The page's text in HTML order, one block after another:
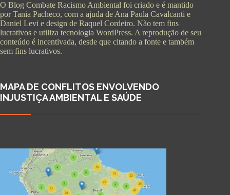
O Blog Combate Racismo Ambiental foi criado e é mantido
por Tania Pacheco, com a ajuda de Ana Paula Cavalcanti e
Daniel Levi e design de Raquel Cordeiro. Não tem fins
lucrativos e utiliza tecnologia WordPress. A reprodução de seu
conteúdo é incentivada, desde que citando a fonte e também
sem fins lucrativos.
MAPA DE CONFLITOS ENVOLVENDO
INJUSTIÇA AMBIENTAL E SAÚDE